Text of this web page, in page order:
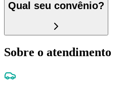
Qual seu convênio?
Sobre o atendimento